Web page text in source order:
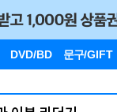
DVD/BD 문구/GIFT